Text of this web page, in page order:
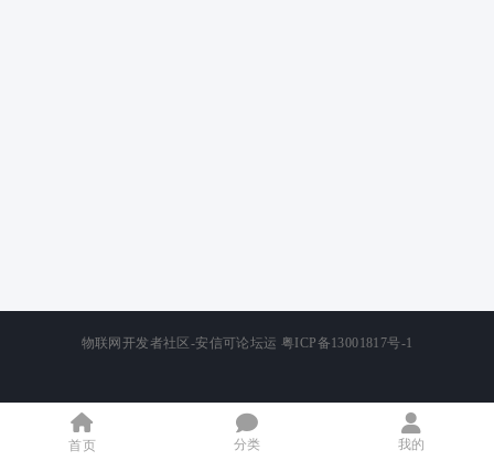
首页 分类 我的
物联网开发者社区-安信可论坛运 粤ICP备13001817号-1